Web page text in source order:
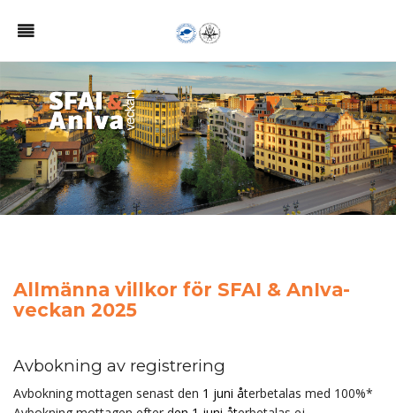
Allmänna villkor för SFAI & AnIva-
veckan 2025
Avbokning av registrering
Avbokning mottagen senast den 1 juni återbetalas med 100%*